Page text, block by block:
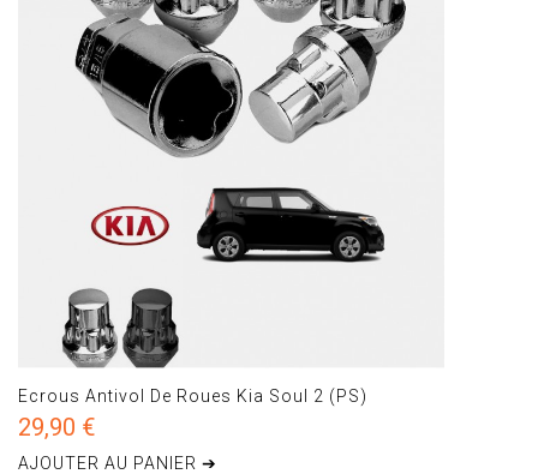
Ecrous Antivol De Roues Kia Soul 2 (PS)
29,90 €
AJOUTER AU PANIER ➔